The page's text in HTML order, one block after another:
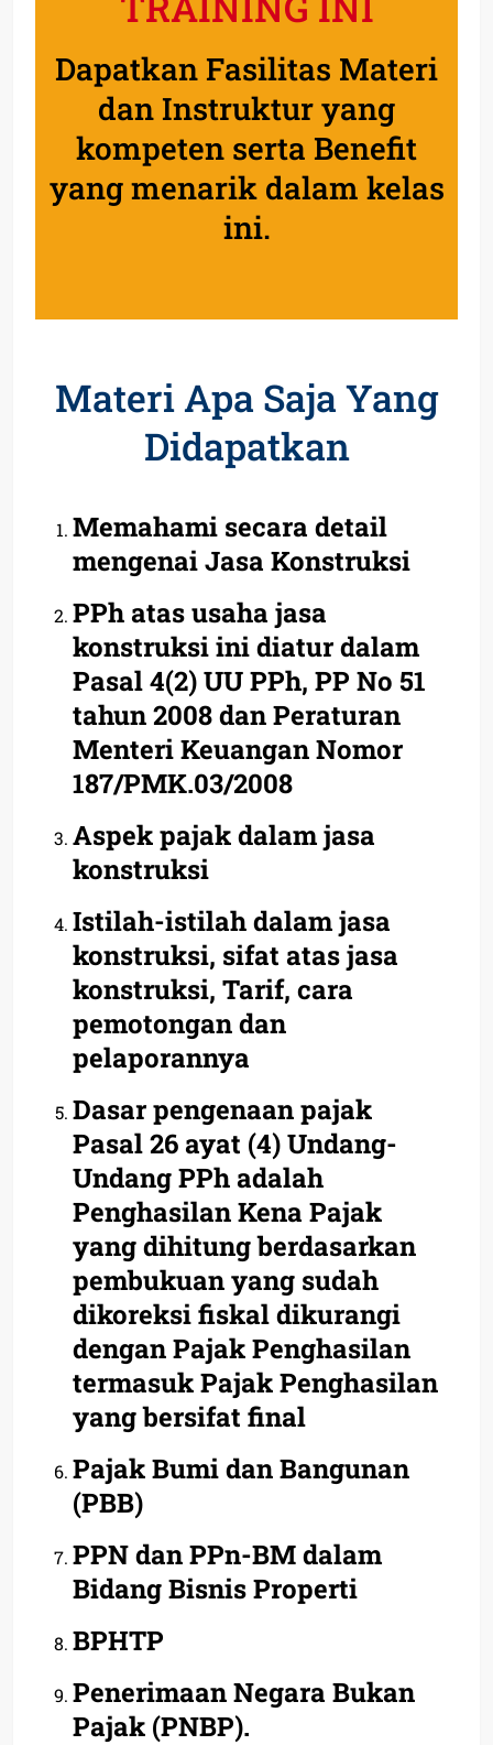
Dapatkan Fasilitas Materi
dan Instruktur yang
kompeten serta Benefit
yang menarik dalam kelas
ini.
Materi Apa Saja Yang
Didapatkan
Memahami secara detail
mengenai Jasa Konstruksi
PPh atas usaha jasa
konstruksi ini diatur dalam
Pasal 4(2) UU PPh, PP No 51
tahun 2008 dan Peraturan
Menteri Keuangan Nomor
187/PMK.03/2008
Aspek pajak dalam jasa
konstruksi
Istilah-istilah dalam jasa
konstruksi, sifat atas jasa
konstruksi, Tarif, cara
pemotongan dan
pelaporannya
Dasar pengenaan pajak
Pasal 26 ayat (4) Undang-
Undang PPh adalah
Penghasilan Kena Pajak
yang dihitung berdasarkan
pembukuan yang sudah
dikoreksi fiskal dikurangi
dengan Pajak Penghasilan
termasuk Pajak Penghasilan
yang bersifat final
Pajak Bumi dan Bangunan
(PBB)
PPN dan PPn-BM dalam
Bidang Bisnis Properti
BPHTP
Penerimaan Negara Bukan
Pajak (PNBP).